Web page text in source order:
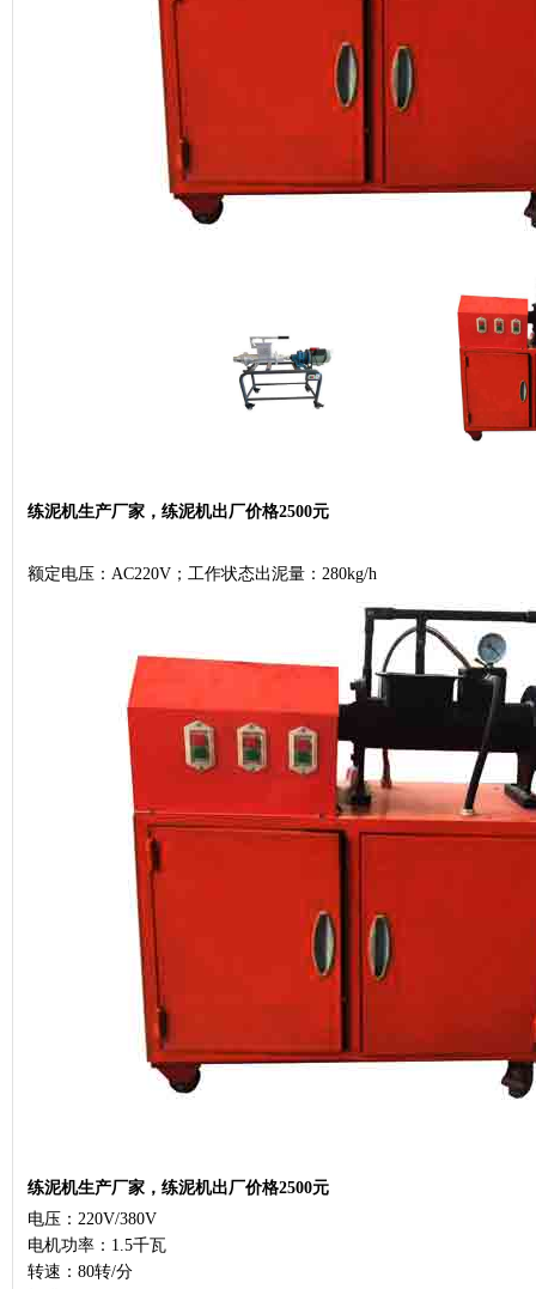
练泥机生产厂家，练泥机出厂价格2500元
额定电压：AC220V；工作状态出泥量：280kg/h
练泥机生产厂家，练泥机出厂价格2500元
电压：220V/380V
电机功率：1.5千瓦
转速：80转/分